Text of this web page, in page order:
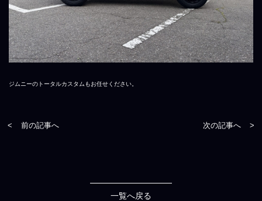
ジムニーのトータルカスタムもお任せください。
< 前の記事へ 次の記事へ >
一覧へ戻る